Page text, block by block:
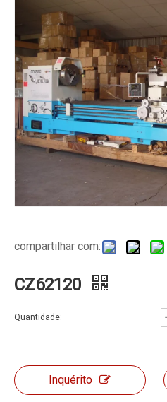
compartilhar com:
CZ62120
Quantidade:
Inquérito